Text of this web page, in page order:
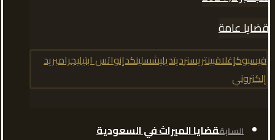
قضايا عامة
فيسبوكإغلاقبينتريسترديتديليشسلينكدإنواتس ابتيليجرامبريد
إلكتروني
السابققضايا الميراث في السعودية